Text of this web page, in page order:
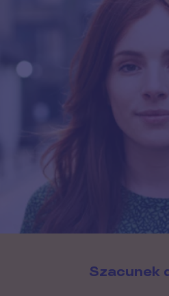
Szacunek